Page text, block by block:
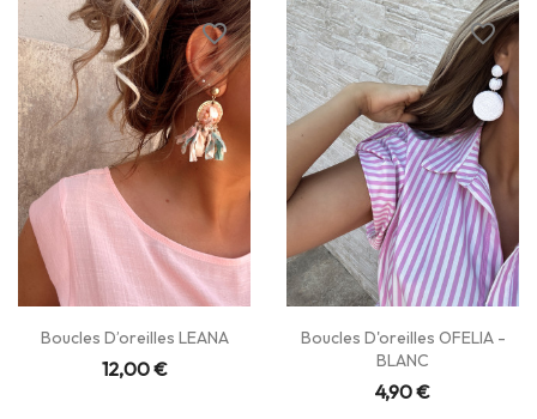
Boucles D’oreilles LEANA
12,00 €
favorite_border
Boucles D'oreilles OFELIA -
BLANC
4,90 €
favorite_border